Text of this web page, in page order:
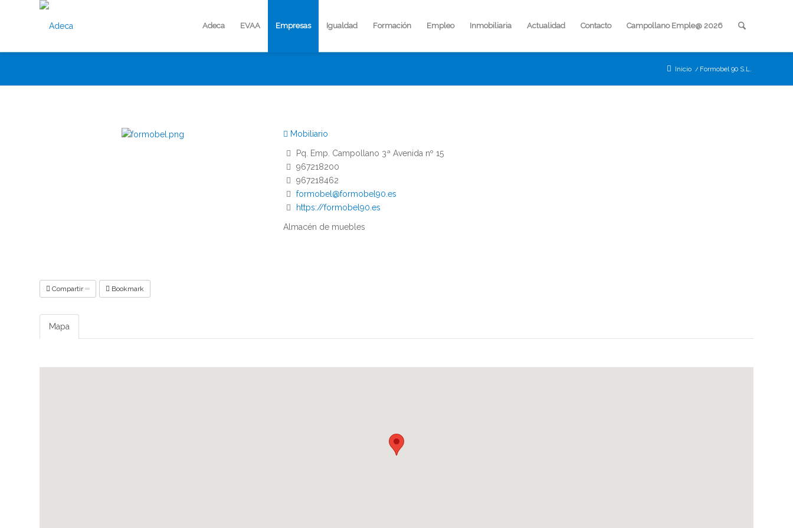
Adeca EVAA Empresas Igualdad Formación Empleo Inmobiliaria Actualidad Contacto Campollano Emple@ 2026
Inicio / Formobel 90 S.L.
Mobiliario
Pq. Emp. Campollano 3ª Avenida nº 15
967218200
967218462
formobel@formobel90.es
https://formobel90.es
Almacén de muebles
Compartir Bookmark
Mapa